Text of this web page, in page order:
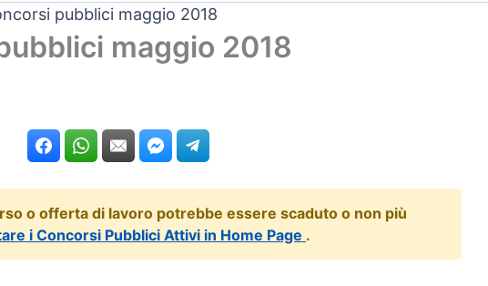
pubblici maggio 2018
maggio 2018
o offerta di lavoro potrebbe essere scaduto o non più
i Concorsi Pubblici Attivi in Home Page .